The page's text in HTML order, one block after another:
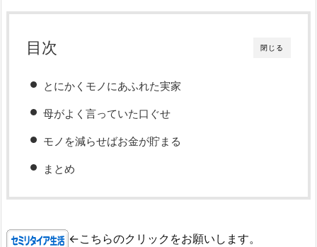
閉じる
目次
とにかくモノにあふれた実家
母がよく言っていた口ぐせ
モノを減らせばお金が貯まる
まとめ
←こちらのクリックをお願いします。